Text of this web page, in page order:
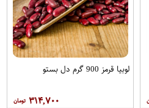
لوبیا قرمز 900 گرم دل بستو
۳۱۴,۷۰۰